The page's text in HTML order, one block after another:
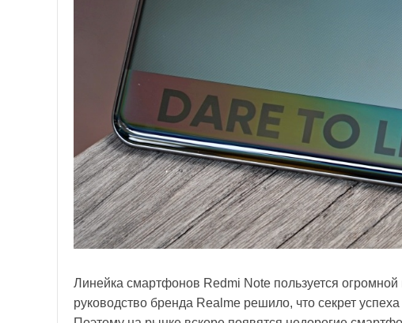
Линейка смартфонов Redmi Note пользуется
руководство бренда Realme решило, что секрет